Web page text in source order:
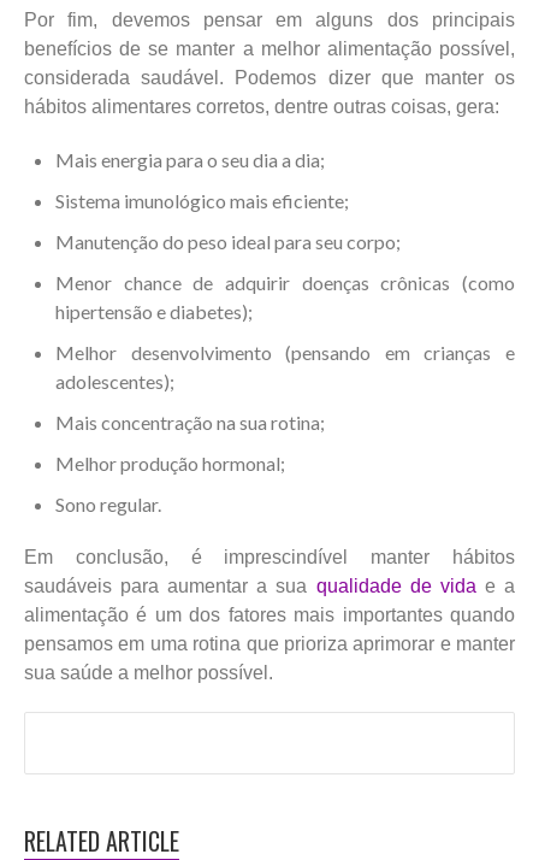
Por fim, devemos pensar em alguns dos principais
benefícios de se manter a melhor alimentação possível,
considerada saudável. Podemos dizer que manter os
hábitos alimentares corretos, dentre outras coisas, gera:
Mais energia para o seu dia a dia;
Sistema imunológico mais eficiente;
Manutenção do peso ideal para seu corpo;
Menor chance de adquirir doenças crônicas (como
hipertensão e diabetes);
Melhor desenvolvimento (pensando em crianças e
adolescentes);
Mais concentração na sua rotina;
Melhor produção hormonal;
Sono regular.
Em conclusão, é imprescindível manter hábitos
saudáveis para aumentar a sua qualidade de vida e a
alimentação é um dos fatores mais importantes quando
pensamos em uma rotina que prioriza aprimorar e manter
sua saúde a melhor possível.
RELATED ARTICLE